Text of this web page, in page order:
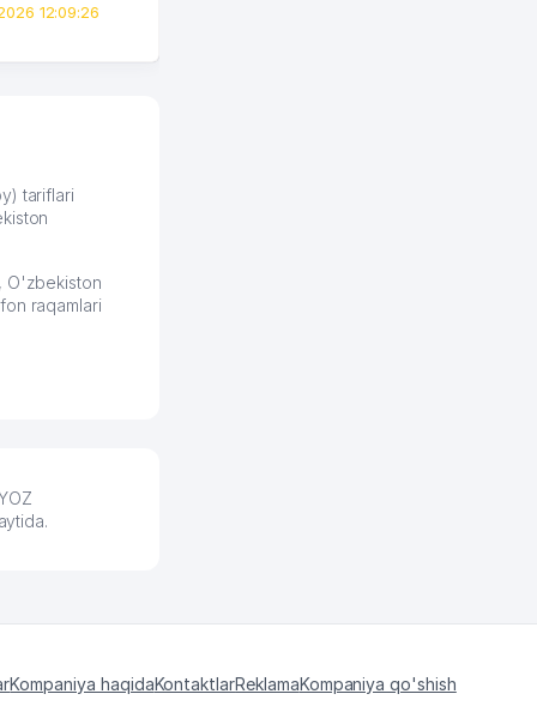
12:09:26
tariflari
O'zbekiston
raqamlari
Kompaniya haqidaKontaktlarReklamaKompaniya qo'shish